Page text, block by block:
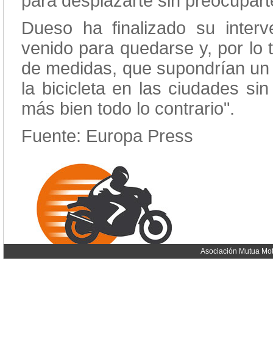
Dueso ha finalizado su
venido para quedarse y, por lo
de medidas, que supondrían
la bicicleta en las ciudades
más bien todo lo contrario".
Fuente: Europa Press
Asociación Mutua